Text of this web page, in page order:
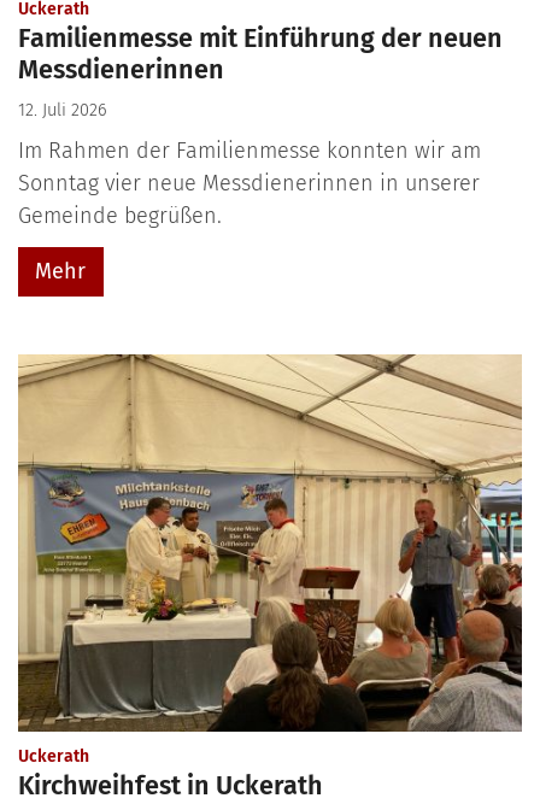
Uckerath:
Familienmesse mit Einführung der neuen
Messdienerinnen
12. Juli 2026
Im Rahmen der Familienmesse konnten wir am
Sonntag vier neue Messdienerinnen in unserer
Gemeinde begrüßen.
Mehr
Uckerath:
Kirchweihfest in Uckerath